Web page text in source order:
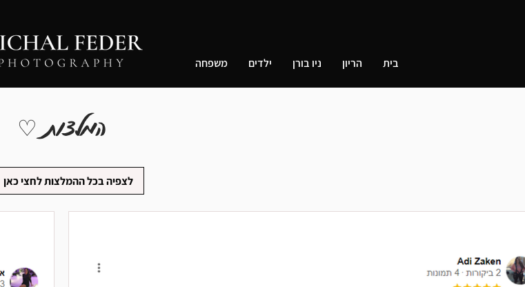
בית הריון ניו בורן ילדים משפחה
המלצות♡
לצפיה בכל ההמלצות לחצי כאן